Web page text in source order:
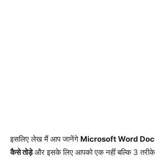
इसलिए लेख मैं आप जानेंगे Microsoft Word
कैसे तोड़ेऔर इसके लिए आपको एक नहीं बल्कि 3 तरीके